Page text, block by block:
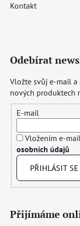
Kontakt
Odebírat
Vložte svůj e-mail a
nových produktech
E-mail
Vložením e-
osobních údajů
PŘIHLÁSIT SE
Přijímáme